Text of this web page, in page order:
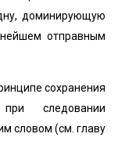
доминирующую
отправным
сохранения
следовании
словом (см. главу